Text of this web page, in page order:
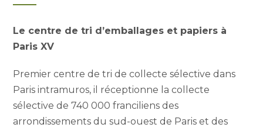
Le centre de tri d’emballages et papiers à
Paris XV
Premier centre de tri de collecte sélective dans
Paris intramuros, il réceptionne la collecte
sélective de 740 000 franciliens des
arrondissements du sud-ouest de Paris et des